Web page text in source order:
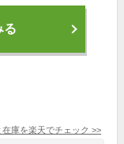
る
在庫を楽天でチェック >>